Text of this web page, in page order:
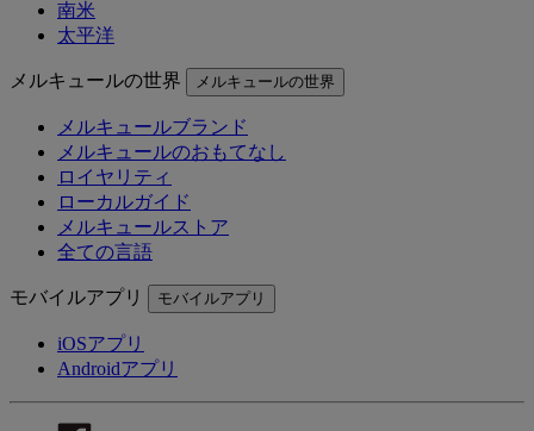
南米
太平洋
メルキュールの世界 メルキュールの世界
メルキュールブランド
メルキュールのおもてなし
ロイヤリティ
ローカルガイド
メルキュールストア
全ての言語
モバイルアプリ モバイルアプリ
iOSアプリ
Androidアプリ